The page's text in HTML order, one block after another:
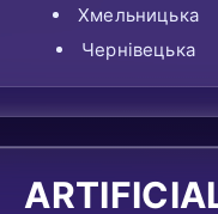
Хмельницька
Чернівецька